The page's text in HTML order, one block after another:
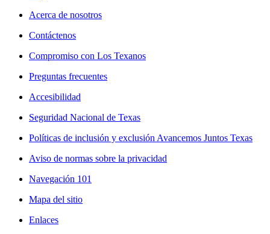
Acerca de nosotros
Contáctenos
Compromiso con Los Texanos
Preguntas frecuentes
Accesibilidad
Seguridad Nacional de Texas
Políticas de inclusión y exclusión Avancemos Juntos Texas
Aviso de normas sobre la privacidad
Navegación 101
Mapa del sitio
Enlaces